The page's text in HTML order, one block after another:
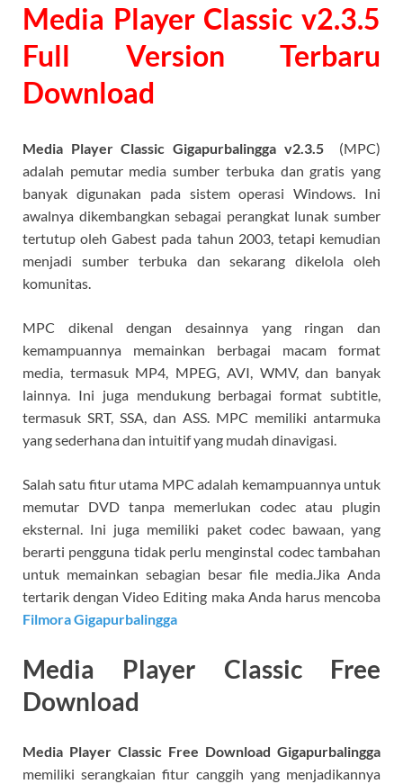
Media Player Classic v2.3.5
Full Version Terbaru
Download
Media Player Classic Gigapurbalingga v2.3.5 (MPC)
adalah pemutar media sumber terbuka dan gratis yang
banyak digunakan pada sistem operasi Windows. Ini
awalnya dikembangkan sebagai perangkat lunak sumber
tertutup oleh Gabest pada tahun 2003, tetapi kemudian
menjadi sumber terbuka dan sekarang dikelola oleh
komunitas.
MPC dikenal dengan desainnya yang ringan dan
kemampuannya memainkan berbagai macam format
media, termasuk MP4, MPEG, AVI, WMV, dan banyak
lainnya. Ini juga mendukung berbagai format subtitle,
termasuk SRT, SSA, dan ASS. MPC memiliki antarmuka
yang sederhana dan intuitif yang mudah dinavigasi.
Salah satu fitur utama MPC adalah kemampuannya untuk
memutar DVD tanpa memerlukan codec atau plugin
eksternal. Ini juga memiliki paket codec bawaan, yang
berarti pengguna tidak perlu menginstal codec tambahan
untuk memainkan sebagian besar file media.Jika Anda
tertarik dengan Video Editing maka Anda harus mencoba
Filmora Gigapurbalingga
Media Player Classic Free
Download
Media Player Classic Free Download Gigapurbalingga
memiliki serangkaian fitur canggih yang menjadikannya